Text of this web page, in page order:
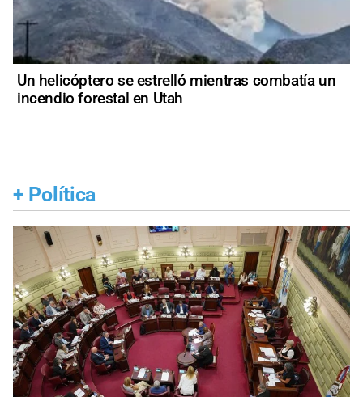
Un helicóptero se estrelló mientras combatía un
incendio forestal en Utah
+ Política